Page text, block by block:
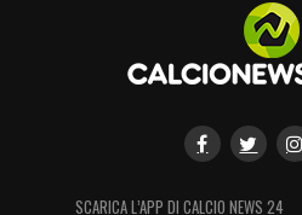
LA PLAYLIST DELLE
SCARICA L’APP DI CALCIO NEWS 24